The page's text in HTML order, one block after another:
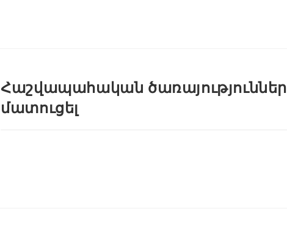
Հաշվապահական ծառայություններ
մատուցել